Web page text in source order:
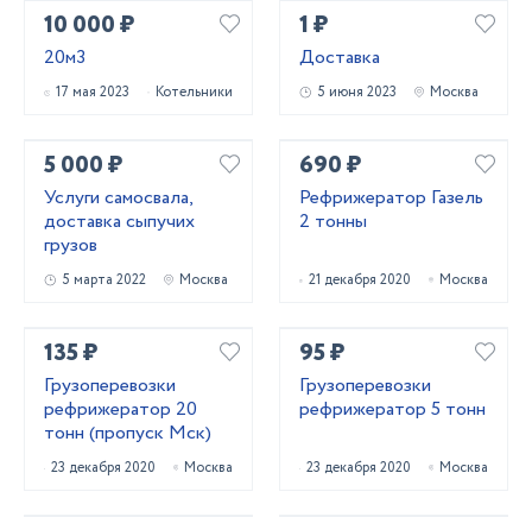
10 000 ₽
20м3
17 мая 2023 Котельники
1 ₽
Доставка
5 июня 2023 Москва
5 000 ₽
Услуги самосвала,
доставка сыпучих
грузов
5 марта 2022 Москва
690 ₽
Рефрижератор Газель
2 тонны
21 декабря 2020 Москва
135 ₽
Грузоперевозки
рефрижератор 20
тонн (пропуск Мск)
23 декабря 2020 Москва
95 ₽
Грузоперевозки
рефрижератор 5 тонн
23 декабря 2020 Москва